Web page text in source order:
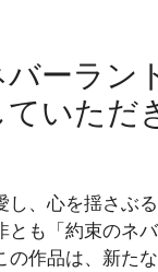
ーラン
ていただ
し、心を揺さぶ
とも「約束のネ
の作品は、新た